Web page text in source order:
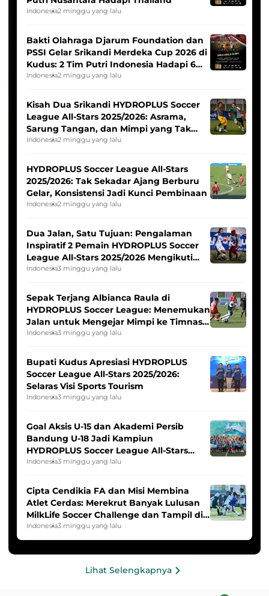
Indonesia2 minggu yang lalu
Bakti Olahraga Djarum Foundation dan
PSSI Gelar Srikandi Merdeka Cup 2026 di
Kudus: 2 Tim Putri Indonesia Hadapi 6
Tim Asia
Indonesia2 minggu yang lalu
Kisah Dua Srikandi HYDROPLUS Soccer
League All-Stars 2025/2026: Asrama,
Sarung Tangan, dan Mimpi yang Tak
Pernah Padam
Indonesia2 minggu yang lalu
HYDROPLUS Soccer League All-Stars
2025/2026: Tak Sekadar Ajang Berburu
Gelar, Konsistensi Jadi Kunci Pembinaan
Indonesia2 minggu yang lalu
Dua Jalan, Satu Tujuan: Pengalaman
Inspiratif 2 Pemain HYDROPLUS Soccer
League All-Stars 2025/2026 Mengikuti
Seleksi Timnas Indonesia Putri
Indonesia3 minggu yang lalu
Sepak Terjang Albianca Raula di
HYDROPLUS Soccer League: Menemukan
Jalan untuk Mengejar Mimpi ke Timnas
Indonesia Putri
Indonesia3 minggu yang lalu
Bupati Kudus Apresiasi HYDROPLUS
Soccer League All-Stars 2025/2026:
Selaras Visi Sports Tourism
Indonesia3 minggu yang lalu
Goal Aksis U-15 dan Akademi Persib
Bandung U-18 Jadi Kampiun
HYDROPLUS Soccer League All-Stars
2025/2026
Indonesia3 minggu yang lalu
Cipta Cendikia FA dan Misi Membina
Atlet Cerdas: Merekrut Banyak Lulusan
MilkLife Soccer Challenge dan Tampil di
HYDROPLUS Soccer League
Indonesia3 minggu yang lalu
Lihat Selengkapnya